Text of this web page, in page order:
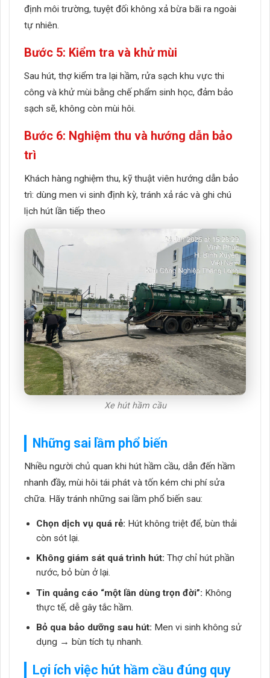
định môi trường, tuyệt đối không xả bừa bãi ra ngoài
tự nhiên.
Bước 5: Kiểm tra và khử mùi
Sau hút, thợ kiểm tra lại hầm, rửa sạch khu vực thi
công và khử mùi bằng chế phẩm sinh học, đảm bảo
sạch sẽ, không còn mùi hôi.
Bước 6: Nghiệm thu và hướng dẫn bảo
trì
Khách hàng nghiệm thu, kỹ thuật viên hướng dẫn bảo
trì: dùng men vi sinh định kỳ, tránh xả rác và ghi chú
lịch hút lần tiếp theo
Xe hút hầm cầu
Những sai lầm phổ biến
Nhiều người chủ quan khi hút hầm cầu, dẫn đến hầm
nhanh đầy, mùi hôi tái phát và tốn kém chi phí sửa
chữa. Hãy tránh những sai lầm phổ biến sau:
Chọn dịch vụ quá rẻ: Hút không triệt để, bùn thải
còn sót lại.
Không giám sát quá trình hút: Thợ chỉ hút phần
nước, bỏ bùn ở lại.
Tin quảng cáo “một lần dùng trọn đời”: Không
thực tế, dễ gây tắc hầm.
Bỏ qua bảo dưỡng sau hút: Men vi sinh không sử
dụng → bùn tích tụ nhanh.
Lợi ích việc hút hầm cầu đúng quy